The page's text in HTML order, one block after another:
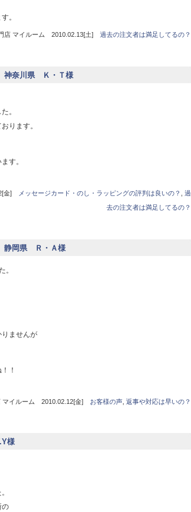
。
店 マイルーム 2010.02.13[土] 過去の注文者は満足してるの？
神奈川県 Ｋ・Ｔ様
。
ります。
す。
金] メッセージカード・のし・ラッピングの評判は良いの？
過
去の注文者は満足してるの？
静岡県 Ｒ・Ａ様
。
ませんが
！
マイルーム 2010.02.12[金] お客様の声, 返事や対応は早いの？
様
。
の